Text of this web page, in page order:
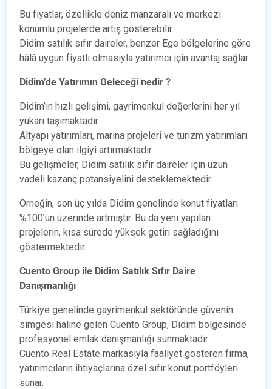
Bu fiyatlar, özellikle deniz manzaralı ve merkezi
konumlu projelerde artış gösterebilir.
Didim satılık sıfır daireler, benzer Ege bölgelerine göre
hâlâ uygun fiyatlı olmasıyla yatırımcı için avantaj sağlar.
Didim’de Yatırımın Geleceği nedir ?
Didim’in hızlı gelişimi, gayrimenkul değerlerini her yıl
yukarı taşımaktadır.
Altyapı yatırımları, marina projeleri ve turizm yatırımları
bölgeye olan ilgiyi artırmaktadır.
Bu gelişmeler, Didim satılık sıfır daireler için uzun
vadeli kazanç potansiyelini desteklemektedir.
Örneğin, son üç yılda Didim genelinde konut fiyatları
%100’ün üzerinde artmıştır. Bu da yeni yapılan
projelerin, kısa sürede yüksek getiri sağladığını
göstermektedir.
Cuento Group ile Didim Satılık Sıfır Daire
Danışmanlığı
Türkiye genelinde gayrimenkul sektöründe güvenin
simgesi haline gelen Cuento Group, Didim bölgesinde
profesyonel emlak danışmanlığı sunmaktadır.
Cuento Real Estate markasıyla faaliyet gösteren firma,
yatırımcıların ihtiyaçlarına özel sıfır konut portföyleri
sunar.